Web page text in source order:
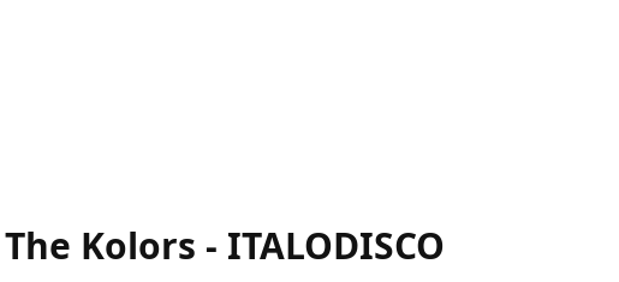
The Kolors - ITALODISCO